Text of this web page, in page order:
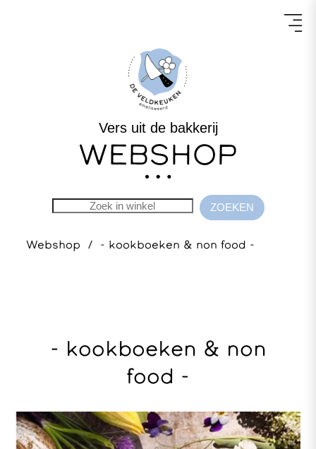
Vers uit de bakkerij
WEBSHOP
Webshop / - kookboeken & non food -
- kookboeken & non
food -